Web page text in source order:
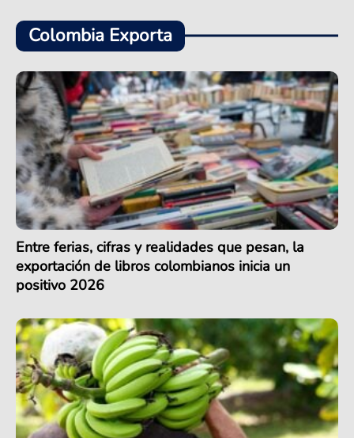
Colombia Exporta
Entre ferias, cifras y realidades que pesan, la
exportación de libros colombianos inicia un
positivo 2026